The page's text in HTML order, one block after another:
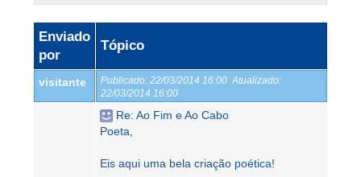
Enviado
por
Tópico
visitante Publicado: 22/03/2014 16:00 Atualizado:
22/03/2014 16:00
Re: Ao Fim e Ao Cabo
Poeta,
Eis aqui uma bela criação poética!